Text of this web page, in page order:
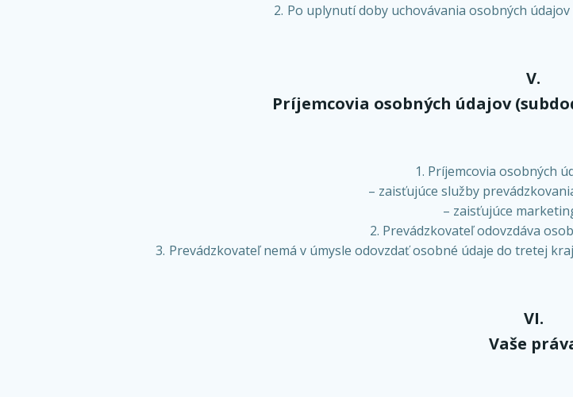
Po uplynutí doby uchovávania osobných
V.
Príjemcovia osobných údajov
Príjemcovia osobných
– zaisťujúce služby
– zaisťujúce
Prevádzkovateľ odovzdáva
Prevádzkovateľ nemá v úmysle odovzdať osobné údaje do tretej
VI.
Vaše